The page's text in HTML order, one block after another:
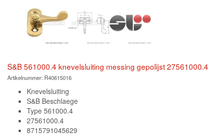
S&B 561000.4 knevelsluiting messing gepolijst 27561000.4
Artikelnummer: R40615016
Knevelsluiting
S&B Beschlaege
Type 561000.4
27561000.4
8715791045629